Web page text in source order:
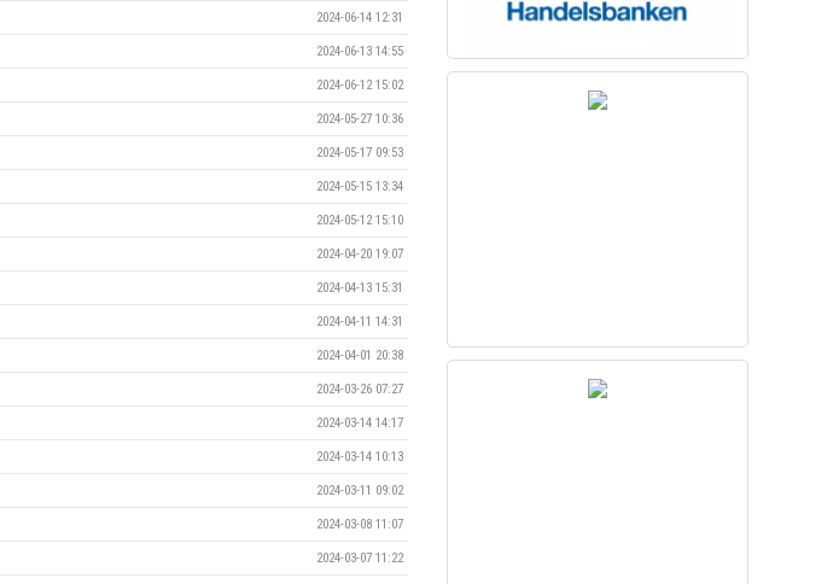
2024-06-14 12:31
2024-06-13 14:55
2024-06-12 15:02
2024-05-27 10:36
2024-05-17 09:53
2024-05-15 13:34
2024-05-12 15:10
2024-04-20 19:07
2024-04-13 15:31
2024-04-11 14:31
2024-04-01 20:38
2024-03-26 07:27
2024-03-14 14:17
2024-03-14 10:13
2024-03-11 09:02
2024-03-08 11:07
2024-03-07 11:22